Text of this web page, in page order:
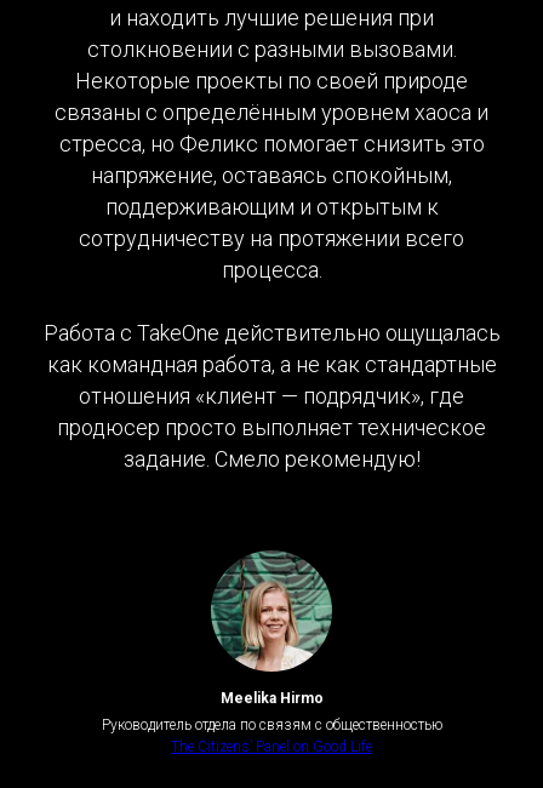
и находить лучшие решения при
столкновении с разными вызовами.
Некоторые проекты по своей природе
связаны с определённым уровнем хаоса и
стресса, но Феликс помогает снизить это
напряжение, оставаясь спокойным,
поддерживающим и открытым к
сотрудничеству на протяжении всего
процесса.
Работа с TakeOne действительно ощущалась
как командная работа, а не как стандартные
отношения «клиент — подрядчик», где
продюсер просто выполняет техническое
задание. Смело рекомендую!
Meelika Hirmo
Руководитель отдела по связям с общественностью
The Citizens’ Panel on Good Life